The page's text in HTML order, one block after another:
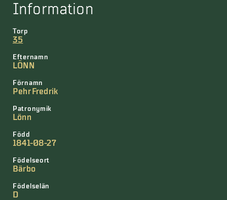
Information
Torp
35
Efternamn
LÖNN
Förnamn
Pehr Fredrik
Patronymik
Lönn
Född
1841-08-27
Födelseort
Bärbo
Födelselän
D